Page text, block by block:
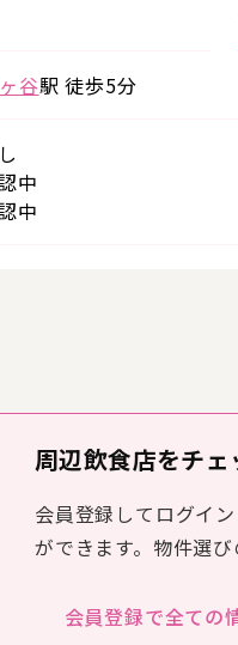
谷駅 徒歩5分
中
中
周辺飲食店をチ
会員登録してログイ
ができます。物件選び
会員登録で全ての